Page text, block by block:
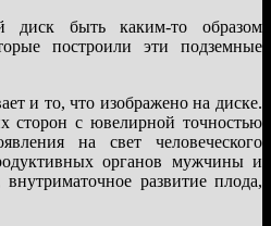
диск быть каким-то образом
построили эти подземные
и то, что изображено на диске.
сторон с ювелирной точностью
на свет человеческого
органов мужчины и
развитие плода,